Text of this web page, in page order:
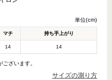
単位(cm)
マチ 持ち手上がり
14 14
ざいます。
サイズの測り方